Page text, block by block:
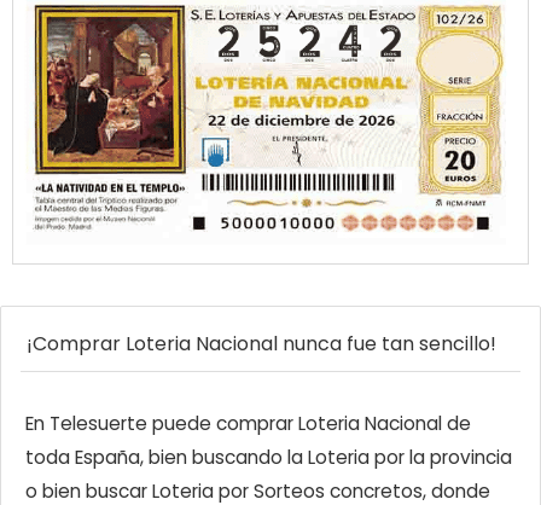
¡Comprar Loteria Nacional nunca fue tan sencillo!
En Telesuerte puede comprar Loteria Nacional de
toda España, bien buscando la Loteria por la provincia
o bien buscar Loteria por Sorteos concretos, donde